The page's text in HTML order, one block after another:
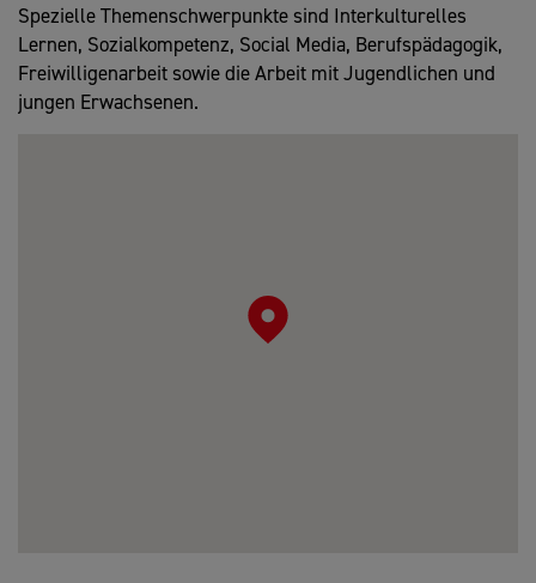
Spezielle Themenschwerpunkte sind Interkulturelles
Lernen, Sozialkompetenz, Social Media, Berufspädagogik,
Freiwilligenarbeit sowie die Arbeit mit Jugendlichen und
jungen Erwachsenen.